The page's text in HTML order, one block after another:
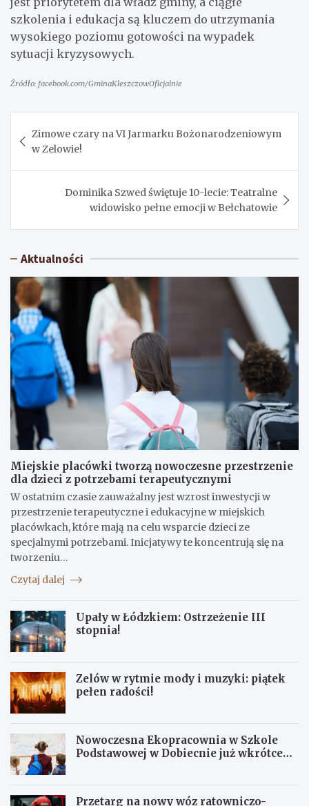
szkolenia i edukacja są kluczem do utrzymania
wysokiego poziomu gotowości na wypadek
sytuacji kryzysowych.
Źródło: facebook.com/GminaKleszczowOficjalnie
wpisu
Zimowe czary na VI Jarmarku Bożonarodzeniowym
w Zelowie!
Dominika Szwed świętuje 10-lecie: Teatralne
widowisko pełne emocji w Bełchatowie
Aktualności
Miejskie placówki tworzą nowoczesne przestrzenie
dla dzieci z potrzebami terapeutycznymi
W ostatnim czasie zauważalny jest wzrost inwestycji w
przestrzenie terapeutyczne i edukacyjne w miejskich
placówkach, które mają na celu wsparcie dzieci ze
specjalnymi potrzebami. Inicjatywy te koncentrują się na
tworzeniu…
Czytaj dalej
Upały w Łódzkiem: Ostrzeżenie III
stopnia!
Zelów w rytmie mody i muzyki: piątek
pełen radości!
Nowoczesna Ekopracownia w Szkole
Podstawowej w Dobiecnie już wkrótce
Przetarg na nowy wóz ratowniczo-